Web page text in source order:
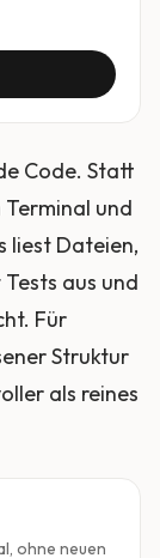
Code. Statt
und
liest Dateien,
aus und
Für
Struktur
als reines
ohne neuen